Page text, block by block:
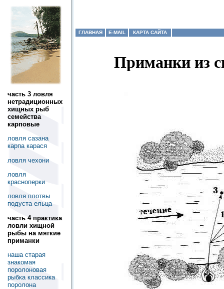
часть 3 ловля
нетрадиционных
хищных рыб
семейства
карповые
ловля сазана
карпа карася
ловля чехони
ловля
красноперки
ловля плотвы
подуста ельца
часть 4 практика
ловли хищной
рыбы на мягкие
приманки
наша старая
знакомая
поролоновая
рыбка классика
поролона
ГЛАВНАЯ E-MAIL КАРТА САЙТА
Приманки из